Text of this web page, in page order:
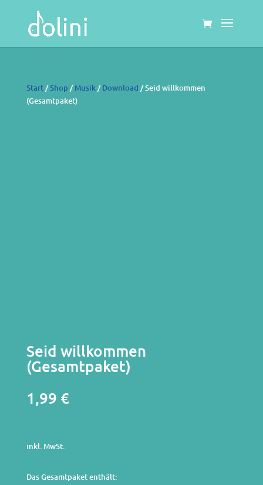
Start/Shop /Musik/Download / Seid willkommen
(Gesamtpaket)
Seid willkommen
(Gesamtpaket)
1,99 €
inkl. MwSt.
Das Gesamtpaket enthält: